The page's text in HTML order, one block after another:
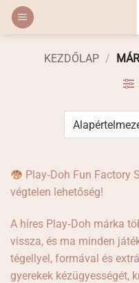
Skip
KEZDŐLAP /
Play‑Doh Fun Factory
végtelen lehetőség!
A híres Play‑Doh márka
vissza, és ma minden
tégellyel, formával és
gyerekek kézügyességét,